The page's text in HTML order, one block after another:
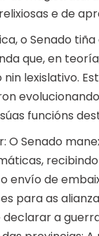
e de
o Senado
que, en
lexislativo.
funcións
O Senado
envío de
para as
a